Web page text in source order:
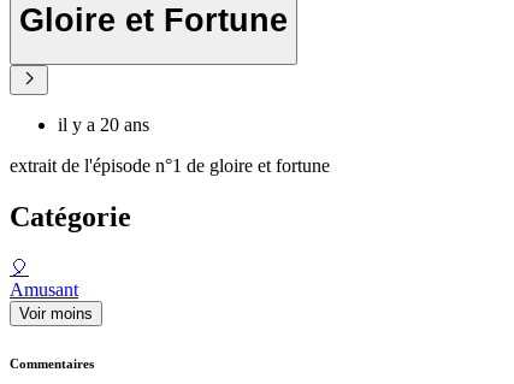
Gloire et Fortune
il y a 20 ans
extrait de l'épisode n°1 de gloire et fortune
Catégorie
🎈
Amusant
Voir moins
Commentaires